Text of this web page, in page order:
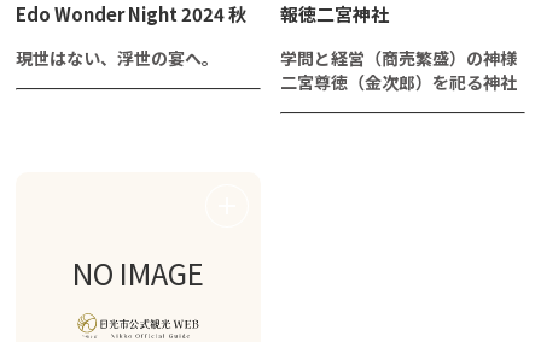
Edo Wonder Night 2024 秋
現世はない、浮世の宴へ。
報徳二宮神社
学問と経営（商売繁盛）の神様
二宮尊徳（金次郎）を祀る神社
NO IMAGE